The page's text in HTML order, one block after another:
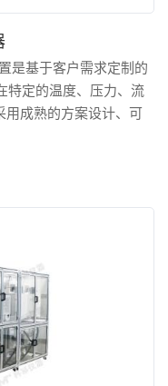
是基于客户需求定制的
特定的温度、压力、流
成熟的方案设计、可
，并设有安全阀与紧
）或手机（安卓系统）